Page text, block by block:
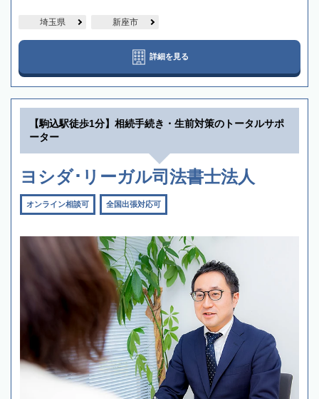
埼玉県 新座市
詳細を見る
【駒込駅徒歩1分】相続手続き・生前対策のトータルサポ
ーター
ヨシダ･リーガル司法書士法人
オンライン相談可 全国出張対応可